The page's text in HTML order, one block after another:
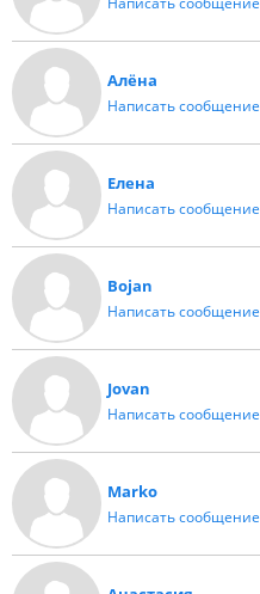
Алёна
Написать сообщение
Елена
Написать сообщение
Bojan
Написать сообщение
Jovan
Написать сообщение
Marko
Написать сообщение